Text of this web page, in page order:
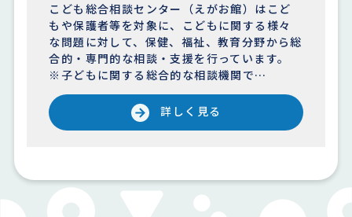
こども総合相談センター（えがお館）はこど
もや保護者等を対象に、こどもに関する様々
な問題に対して、保健、福祉、教育分野から総
合的・専門的な相談・支援を行っています。
※子どもに関する総合的な相談機関で…
詳しく見る